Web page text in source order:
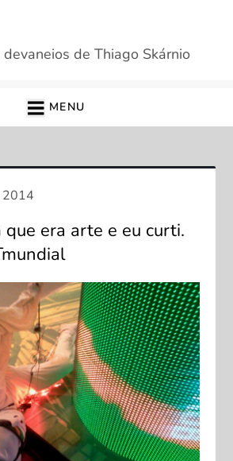
de Thiago Skárnio
MENU
era arte e eu curti.